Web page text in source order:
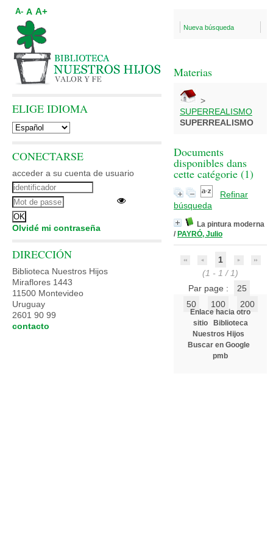
Nueva búsqueda
Materias
>
SUPERREALISMO
SUPERREALISMO
Documents
disponibles dans
cette catégorie (1)
Refinar
búsqueda
La pintura moderna
/ PAYRÓ, Julio
1
(1 - 1 / 1)
Par page :
25
50
100 200
Enlace hacia otro
sitio
Biblioteca
Nuestros Hijos
Buscar en Google
pmb
A- A A+
ELIGE IDIOMA
CONECTARSE
acceder a su cuenta de usuario
Olvidé mi contraseña
DIRECCIÓN
Biblioteca Nuestros Hijos
Miraflores 1443
11500 Montevideo
Uruguay
2601 90 99
contacto